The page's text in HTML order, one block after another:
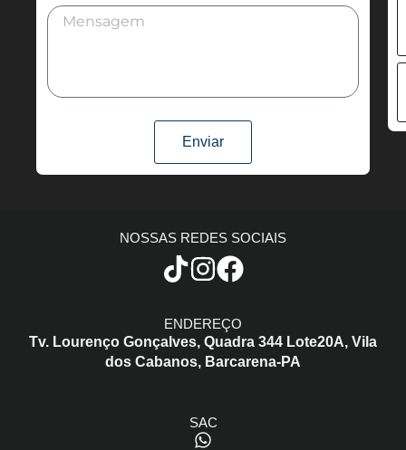
Enviar
SAC
ENDEREÇO
Tv. Lourenço Gonçalves, Quadra 344 Lote20A, Vila
dos Cabanos, Barcarena-PA
NOSSAS REDES SOCIAIS